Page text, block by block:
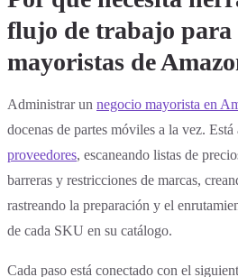
flujo de trabajo para
mayoristas de
Administrar un negocio mayorista en
docenas de partes móviles a la vez.
proveedores, escaneando listas de
barreras y restricciones de marcas,
rastreando la preparación y el
de cada SKU en su catálogo.
Cada paso está conectado con el